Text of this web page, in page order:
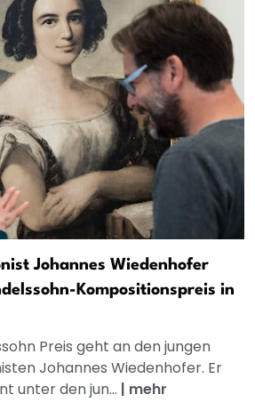
Johannes Wiedenhofer
Kompositionspreis in
Preis geht an den jungen
Johannes Wiedenhofer. Er
unter den jun... | mehr